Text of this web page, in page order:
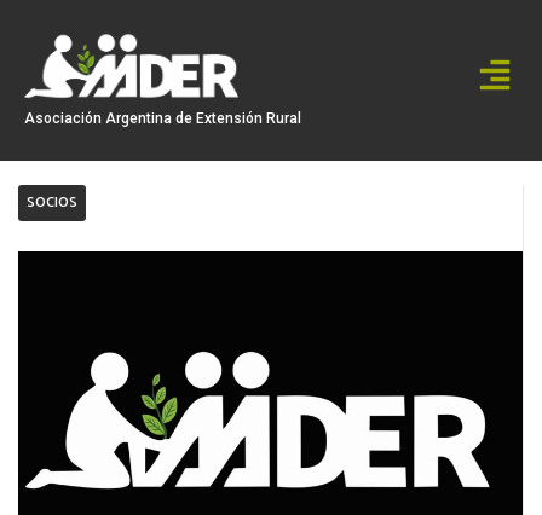
contenido
Asociación Argentina de Extensión Rural
SOCIOS